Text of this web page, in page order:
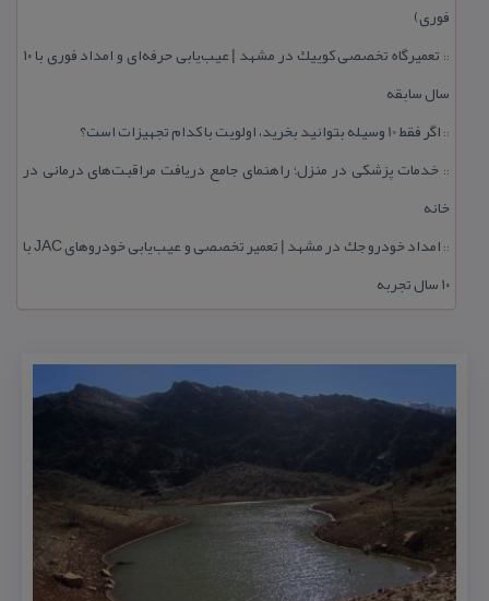
فوری)
::
تعمیرگاه تخصصی كوییك در مشهد | عیب‌یابی حرفه‌ای و امداد فوری با ۱۰
سال سابقه
:: اگر فقط 10 وسیله بتوانید بخرید، اولویت با كدام تجهیزات است؟
:: خدمات پزشكی در منزل؛ راهنمای جامع دریافت مراقبت‌های درمانی در
خانه
::
امداد خودرو جك در مشهد | تعمیر تخصصی و عیب‌یابی خودروهای JAC با
۱۰ سال تجربه